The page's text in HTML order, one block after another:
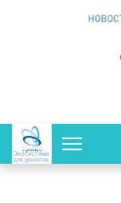
Экосистема
для урологов